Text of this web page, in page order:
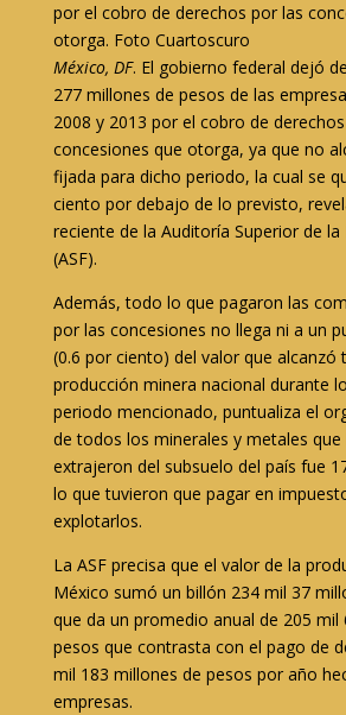
por el cobro de derechos por las
otorga. Foto Cuartoscuro
México, DF. El gobierno federal dejó
277 millones de pesos de las
2008 y 2013 por el cobro de
concesiones que otorga, ya que no
fijada para dicho periodo, la cual se
ciento por debajo de lo previsto,
reciente de la Auditoría Superior de la
(ASF).
Además, todo lo que pagaron las
por las concesiones no llega ni a un
(0.6 por ciento) del valor que alcanzó
producción minera nacional durante
periodo mencionado, puntualiza el
de todos los minerales y metales que
extrajeron del subsuelo del país fue
lo que tuvieron que pagar en
explotarlos.
La ASF precisa que el valor de la
México sumó un billón 234 mil 37
que da un promedio anual de 205 mil
pesos que contrasta con el pago de
mil 183 millones de pesos por año
empresas.